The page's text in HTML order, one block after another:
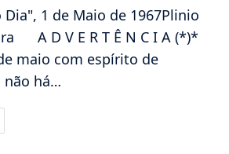
1 de Maio de 1967Plinio
A D V E R T Ê N C I A (*)*
maio com espírito de
não há…